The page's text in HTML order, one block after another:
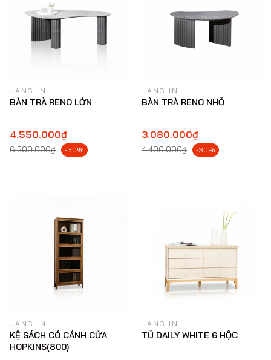
JANG IN
BÀN TRÀ RENO LỚN
4.550.000₫
6.500.000₫ -30%
JANG IN
BÀN TRÀ RENO NHỎ
3.080.000₫
4.400.000₫ -30%
JANG IN
KỆ SÁCH CÓ CÁNH CỬA
HOPKINS(800)
JANG IN
TỦ DAILY WHITE 6 HỘC